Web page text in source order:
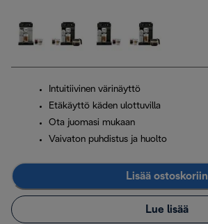
Intuitiivinen värinäyttö
Etäkäyttö käden ulottuvilla
Ota juomasi mukaan
Vaivaton puhdistus ja huolto
Lisää ostoskoriin
Lue lisää